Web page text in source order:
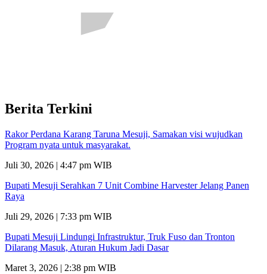
Berita Terkini
Rakor Perdana Karang Taruna Mesuji, Samakan visi wujudkan
Program nyata untuk masyarakat.
Juli 30, 2026 | 4:47 pm WIB
Bupati Mesuji Serahkan 7 Unit Combine Harvester Jelang Panen
Raya
Juli 29, 2026 | 7:33 pm WIB
Bupati Mesuji Lindungi Infrastruktur, Truk Fuso dan Tronton
Dilarang Masuk, Aturan Hukum Jadi Dasar
Maret 3, 2026 | 2:38 pm WIB